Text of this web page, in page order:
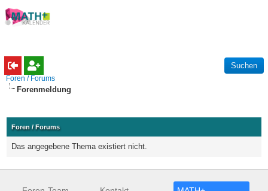
Foren / Forums
Forenmeldung
Foren / Forums
Das angegebene Thema existiert nicht.